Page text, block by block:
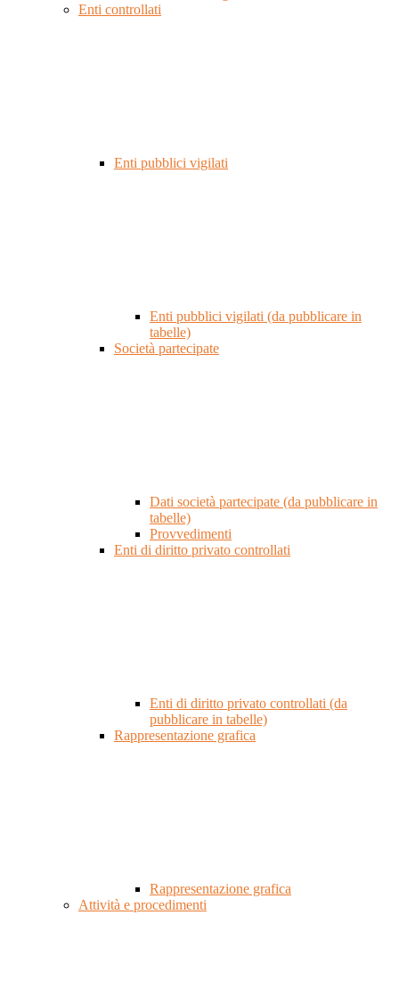
Enti controllati
Enti pubblici vigilati
Enti pubblici vigilati (da pubblicare in
tabelle)
Società partecipate
Dati società partecipate (da pubblicare in
tabelle)
Provvedimenti
Enti di diritto privato controllati
Enti di diritto privato controllati (da
pubblicare in tabelle)
Rappresentazione grafica
Rappresentazione grafica
Attività e procedimenti